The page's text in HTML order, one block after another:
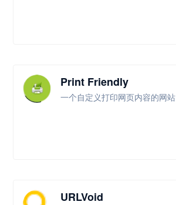
Print Friendly
一个自定义打印网页内容的网站
URLVoid